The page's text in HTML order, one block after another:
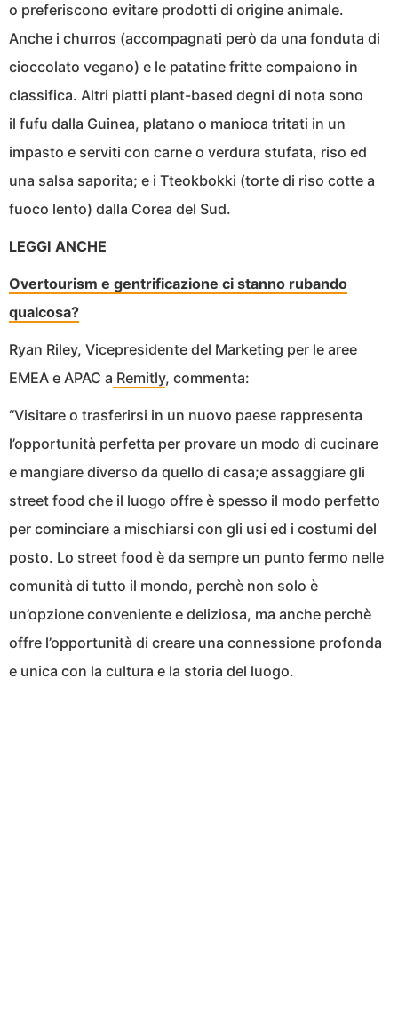
o preferiscono evitare prodotti di origine animale.
Anche i churros (accompagnati però da una fonduta di
cioccolato vegano) e le patatine fritte compaiono in
classifica. Altri piatti plant-based degni di nota sono
il fufu dalla Guinea, platano o manioca tritati in un
impasto e serviti con carne o verdura stufata, riso ed
una salsa saporita; e i Tteokbokki (torte di riso cotte a
fuoco lento) dalla Corea del Sud.
LEGGI ANCHE
Overtourism e gentrificazione ci stanno rubando
qualcosa?
Ryan Riley, Vicepresidente del Marketing per le aree
EMEA e APAC a Remitly, commenta:
“Visitare o trasferirsi in un nuovo paese rappresenta
l’opportunità perfetta per provare un modo di cucinare
e mangiare diverso da quello di casa;e assaggiare gli
street food che il luogo offre è spesso il modo perfetto
per cominciare a mischiarsi con gli usi ed i costumi del
posto. Lo street food è da sempre un punto fermo nelle
comunità di tutto il mondo, perchè non solo è
un’opzione conveniente e deliziosa, ma anche perchè
offre l’opportunità di creare una connessione profonda
e unica con la cultura e la storia del luogo.